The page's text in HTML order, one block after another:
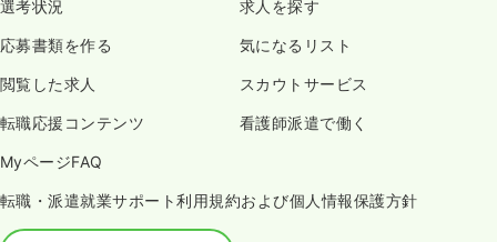
選考状況 求人を探す
応募書類を作る 気になるリスト
閲覧した求人 スカウトサービス
転職応援コンテンツ 看護師派遣で働く
MyページFAQ
転職・派遣就業サポート利用規約および個人情報保護方針